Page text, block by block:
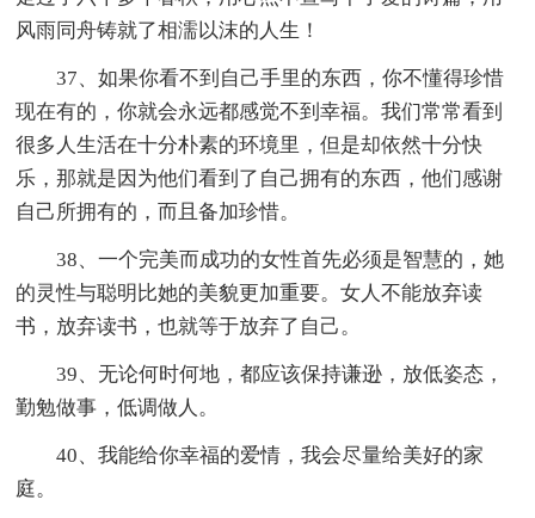
风雨同舟铸就了相濡以沫的人生！
37、如果你看不到自己手里的东西，你不懂得珍惜
现在有的，你就会永远都感觉不到幸福。我们常常看到
很多人生活在十分朴素的环境里，但是却依然十分快
乐，那就是因为他们看到了自己拥有的东西，他们感谢
自己所拥有的，而且备加珍惜。
38、一个完美而成功的女性首先必须是智慧的，她
的灵性与聪明比她的美貌更加重要。女人不能放弃读
书，放弃读书，也就等于放弃了自己。
39、无论何时何地，都应该保持谦逊，放低姿态，
勤勉做事，低调做人。
40、我能给你幸福的爱情，我会尽量给美好的家
庭。